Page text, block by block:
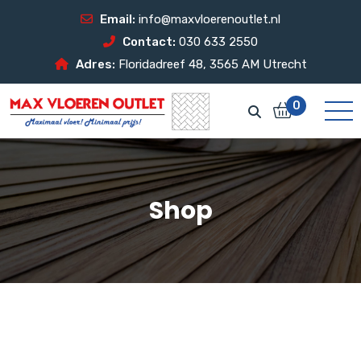
Email: info@maxvloerenoutlet.nl
Contact: 030 633 2550
Adres: Floridadreef 48, 3565 AM Utrecht
0
Shop